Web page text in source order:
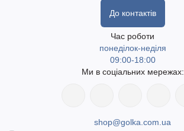
До контактів
Час роботи
понеділок-неділя
09:00-18:00
Ми в соціальних мережах:
shop@golka.com.ua